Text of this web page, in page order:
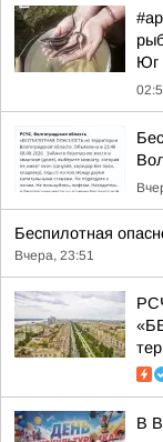
Юг
Беспилотная
Вчера, 23:51
В